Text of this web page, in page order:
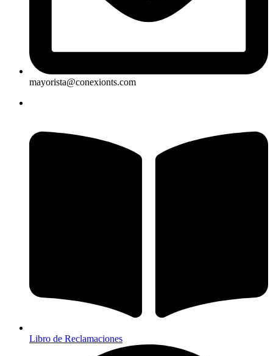
mayorista@conexionts.com
Libro de Reclamaciones